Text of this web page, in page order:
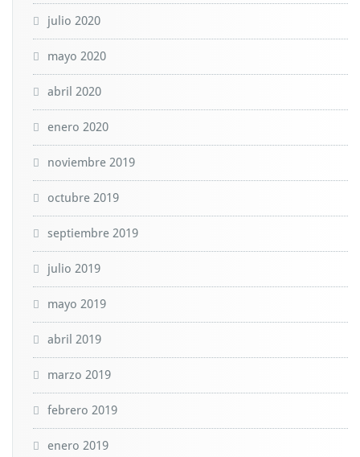
julio 2020
mayo 2020
abril 2020
enero 2020
noviembre 2019
octubre 2019
septiembre 2019
julio 2019
mayo 2019
abril 2019
marzo 2019
febrero 2019
enero 2019